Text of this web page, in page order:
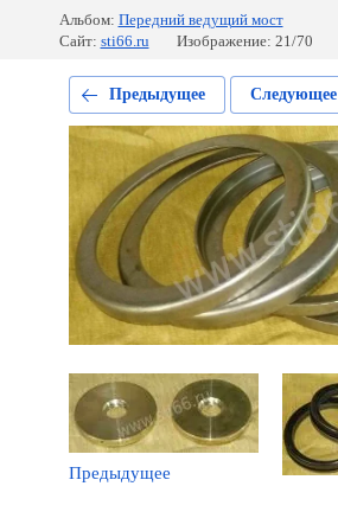
Альбом: Передний ведущий мост
Сайт: sti66.ru Изображение: 21/70
Предыдущее Следующее
Предыдущее